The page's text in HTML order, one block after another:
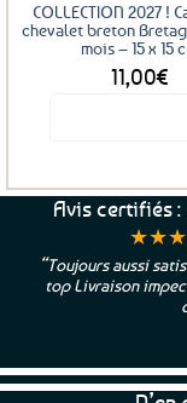
la
COLLECTION 2027 !
chevalet breton
mois – 15 x 15
11,00€
variations.
choisies
Avis certifiés :
“Toujours aussi
top Livraison